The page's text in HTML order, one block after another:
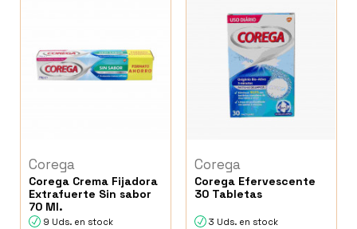
Corega
Corega Crema Fijadora
Extrafuerte Sin sabor
70 Ml.
9 Uds. en stock
Corega
Corega Efervescente
30 Tabletas
3 Uds. en stock